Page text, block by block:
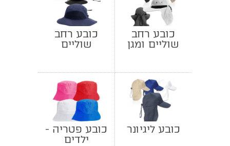
כובע רחב
שוליים ומגן
כובע רחב
שוליים
כובע ליגיונר
כובע פטריה -
ילדים